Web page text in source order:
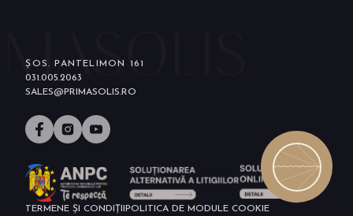
ȘOS. PANTELIMON 161
031.005.2063
SALES@PRIMASOLIS.RO
TERMENE ȘI CONDIȚII POLITICA DE MODULE COOKIE